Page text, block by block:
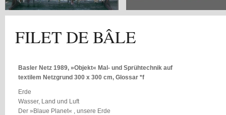
FILET DE BÂLE
Basler Netz 1989, »Objekt« Mal- und Sprühtechnik auf
textilem Netzgrund 300 x 300 cm, Glossar *f
Erde
Wasser, Land und Luft
Der »Blaue Planet« , unsere Erde